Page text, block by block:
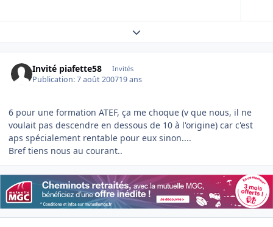
Expand topic overview
Invité piafette58 Invités
Publication:7 août 200719 ans
6 pour une formation ATEF, ça me choque (v que nous, il ne
voulait pas descendre en dessous de 10 à l'origine) car c'est
aps spécialement rentable pour eux sinon....
Bref tiens nous au courant..